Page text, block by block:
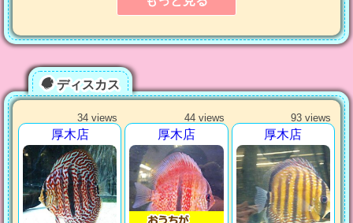
ディスカス
34 views
厚木店
44 views
厚木店
93 views
厚木店